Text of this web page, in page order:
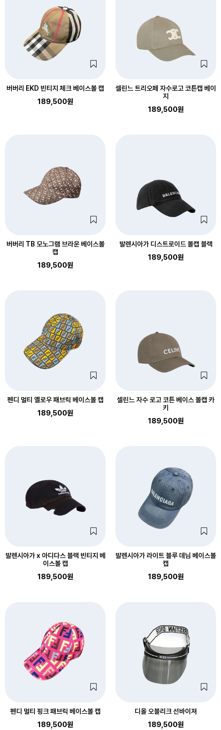
버버리 EKD 빈티지 체크 베이스볼 캡
189,500원
셀린느 트리오페 자수로고 코튼캡 베이
지
189,500원
버버리 TB 모노그램 브라운 베이스볼
캡
189,500원
발렌시아가 디스트로이드 볼캡 블랙
189,500원
펜디 멀티 옐로우 패브릭 베이스볼 캡
189,500원
셀린느 자수 로고 코튼 베이스 볼캡 카
키
189,500원
발렌시아가 x 아디다스 블랙 빈티지 베
이스볼 캡
189,500원
발렌시아가 라이트 블루 데님 베이스볼
캡
189,500원
펜디 멀티 핑크 패브릭 베이스볼 캡
189,500원
디올 오블리크 선바이져
189,500원